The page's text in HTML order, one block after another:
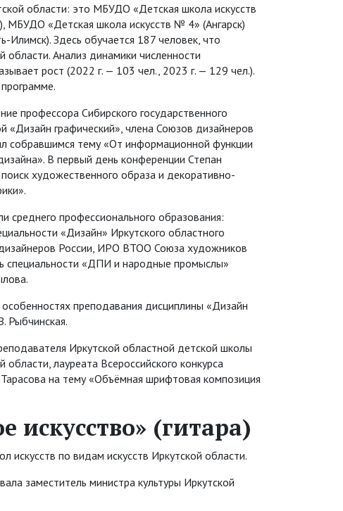
области: это МБУДО «Детская школа искусств
МБУДО «Детская школа искусств № 4» (Ангарск)
Здесь обучается 187 человек, что
Анализ динамики численности
рост (2022 г. — 103 чел., 2023 г. — 129 чел.).
профессора Сибирского государственного
«Дизайн графический», члена Союзов дизайнеров
собравшимся тему «От информационной функции
В первый день конференции Степан
художественного образа и декоративно-
среднего профессионального образования:
«Дизайн» Иркутского областного
России, ИРО ВТОО Союза художников
специальности «ДПИ и народные промыслы»
преподавания дисциплины «Дизайн
Рыбчинская.
Иркутской областной детской школы
области, лауреата Всероссийского конкурса
на тему «Объёмная шрифтовая композиция
искусство» (гитара)
искусств по видам искусств Иркутской области.
заместитель министра культуры Иркутской